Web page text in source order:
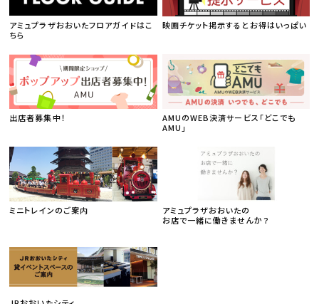
アミュプラザおおいたフロアガイドはこ
ちら
映画チケット掲示するとお得はいっぱい
出店者募集中！
AMUのWEB決済サービス「どこでも
AMU」
ミニトレインのご案内
アミュプラザおおいたの
お店で一緒に働きませんか？